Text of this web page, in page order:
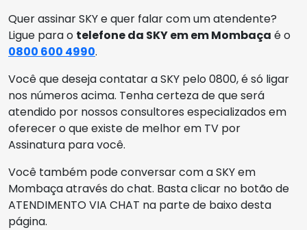
Quer assinar SKY e quer falar com um atendente?
Ligue para o telefone da SKY em em Mombaça é o
0800 600 4990.
Você que deseja contatar a SKY pelo 0800, é só ligar
nos números acima. Tenha certeza de que será
atendido por nossos consultores especializados em
oferecer o que existe de melhor em TV por
Assinatura para você.
Você também pode conversar com a SKY em
Mombaça através do chat. Basta clicar no botão de
ATENDIMENTO VIA CHAT na parte de baixo desta
página.